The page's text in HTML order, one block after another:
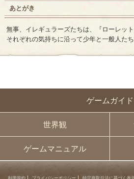
ゲームガイド
世界観
ゲームマニュアル
あとがき
無事、イレギュラーズたちは、『ローレッ
それぞれの気持ちに沿って少年と一般人たち
利用規約 プライバシーポリシー 特定商取引法に基づく表